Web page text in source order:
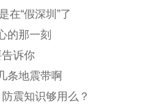
在“假深圳”了
的那一刻
诉你
条地震带啊
震知识够用么？